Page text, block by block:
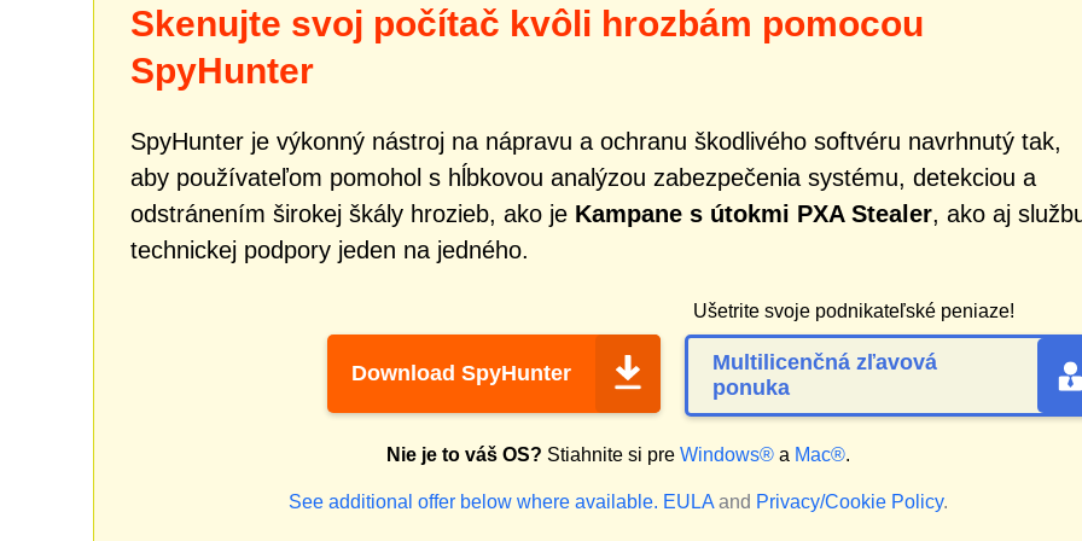
Skenujte svoj počítač kvôli hrozbám pomocou
SpyHunter
SpyHunter je výkonný nástroj na nápravu a ochranu škodlivého softvéru navrhnutý tak,
aby používateľom pomohol s hĺbkovou analýzou zabezpečenia systému, detekciou a
odstránením širokej škály hrozieb, ako je Kampane s útokmi PXA Stealer, ako aj
technickej podpory jeden na jedného.
Download SpyHunter
Ušetrite svoje podnikateľské peniaze!
Multilicenčná zľavová
ponuka
Nie je to váš OS? Stiahnite si pre Windows® a Mac®.
See additional offer below where available. EULA and Privacy/Cookie Policy.